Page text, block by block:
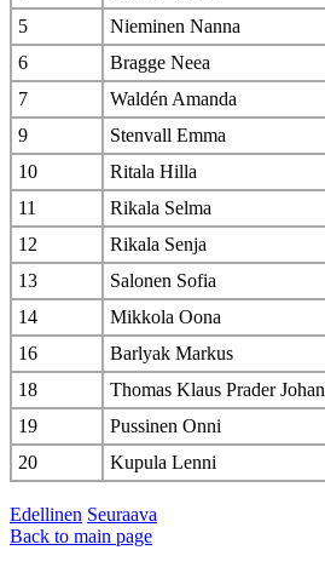
5
Nieminen Nanna
6
Bragge Neea
7
Waldén Amanda
9
Stenvall Emma
10
Ritala Hilla
11
Rikala Selma
12
Rikala Senja
13
Salonen Sofia
14
Mikkola Oona
16
Barlyak Markus
18
Thomas Klaus Prader Johan
19
Pussinen Onni
20
Kupula Lenni
Edellinen Seuraava
Back to main page